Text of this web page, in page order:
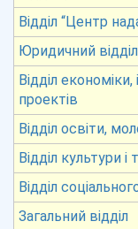
Відділ “Центр
Юридичний відділ
Відділ
проектів
Відділ освіти,
Відділ культури і
Відділ
Загальний відділ